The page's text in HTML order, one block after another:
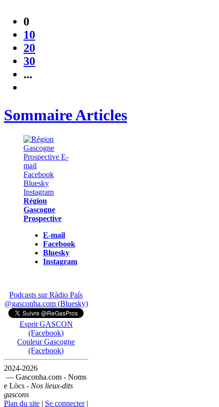
0
10
20
30
...
Sommaire Articles
Région
Gascogne
Prospective
E-mail
Facebook
Bluesky
Instagram
Podcasts sur Ràdio País
@gasconha.com (Bluesky)
Esprit GASCON
(Facebook)
Couleur Gascogne
(Facebook)
2024-2026
— Gasconha.com - Noms
e Lòcs - Nos lieux-dits
gascons
Plan du site | Se connecter|